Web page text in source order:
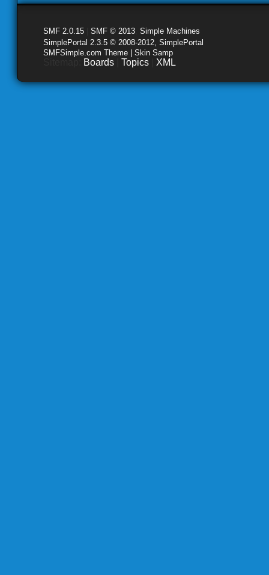
SMF 2.0.15 SMF © 2013 Simple Machines
SimplePortal 2.3.5 © 2008-2012, SimplePortal
SMFSimple.com Theme | Skin Samp
Boards Topics XML